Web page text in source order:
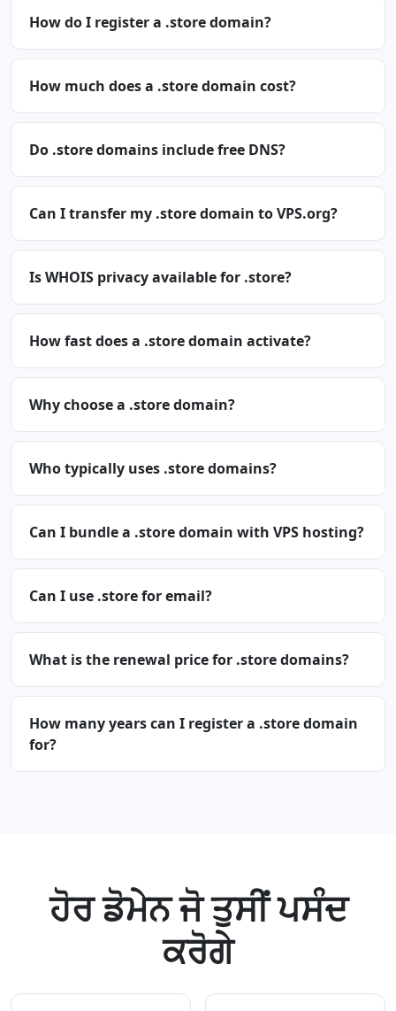
How do I register a .store domain?
How much does a .store domain cost?
Do .store domains include free DNS?
Can I transfer my .store domain to VPS.org?
Is WHOIS privacy available for .store?
How fast does a .store domain activate?
Why choose a .store domain?
Who typically uses .store domains?
Can I bundle a .store domain with VPS hosting?
Can I use .store for email?
What is the renewal price for .store domains?
How many years can I register a .store domain
for?
ਹੋਰ ਡੋਮੇਨ ਜੋ ਤੁਸੀਂ ਪਸੰਦ
ਕਰੋਗੇ